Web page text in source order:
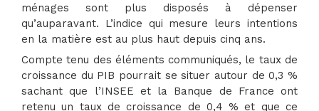
ménages sont plus disposés à dépenser
qu’auparavant. L’indice qui mesure leurs intentions
en la matière est au plus haut depuis cinq ans.
Compte tenu des éléments communiqués, le taux de
croissance du PIB pourrait se situer autour de 0,3 %
sachant que l’INSEE et la Banque de France ont
retenu un taux de croissance de 0,4 % et que ce